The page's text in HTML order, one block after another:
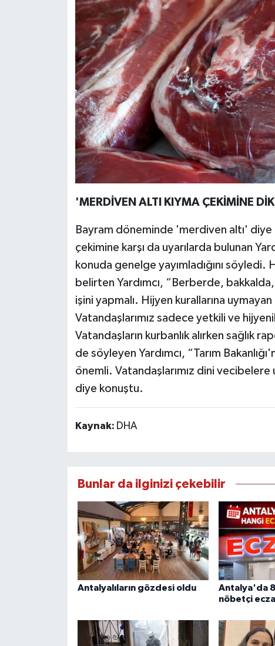
'MERDİVEN ALTI KIYMA ÇEKİMİNE
Bayram döneminde 'merdiven altı'
çekimine karşı da uyarılarda bulunan
konuda genelge yayımladığını
belirten Yardımcı, “Berberde,
işini yapmalı. Hijyen kurallarına
Vatandaşlarımız sadece yetkili ve
Vatandaşların kurbanlık alırken sağlık
de söyleyen Yardımcı, “Tarım
önemli. Vatandaşlarımız dini vecibelere
diye konuştu.
Kaynak: DHA
Bunlar da ilginizi çekebilir
Antalyalıların gözdesi oldu
Antalya'da
nöbetçi